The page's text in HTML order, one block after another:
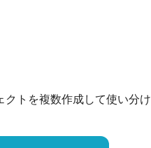
トを複数作成して使い分